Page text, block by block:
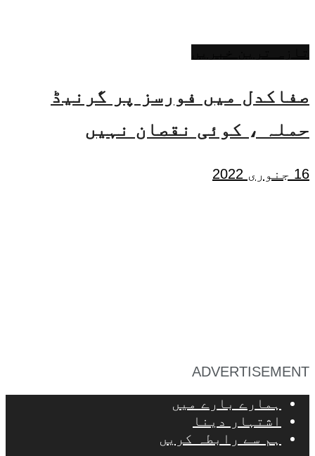
صفاکدل میں فورسز پر گرنیڈ
حملہ ، کوئی نقصان نہیں
16 جنوری 2022
ADVERTISEMENT
ہمارے بارے میں
اشتہار دینا
ہم سے رابطہ کریں